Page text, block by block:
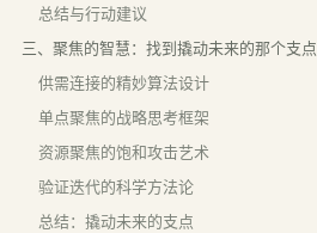
总结与行动建议
三、聚焦的智慧：找到撬动未来的那个支点
供需连接的精妙算法设计
单点聚焦的战略思考框架
资源聚焦的饱和攻击艺术
验证迭代的科学方法论
总结：撬动未来的支点